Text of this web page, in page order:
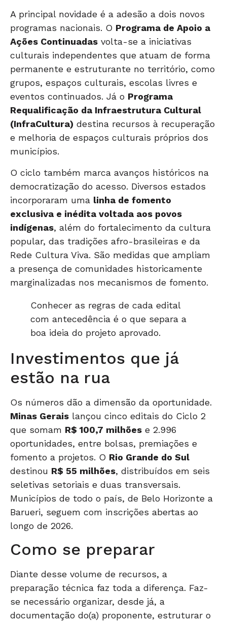
A principal novidade é a adesão a dois novos
programas nacionais. O Programa de Apoio a
Ações Continuadas volta-se a iniciativas
culturais independentes que atuam de forma
permanente e estruturante no território, como
grupos, espaços culturais, escolas livres e
eventos continuados. Já o Programa
Requalificação da Infraestrutura Cultural
(InfraCultura) destina recursos à recuperação
e melhoria de espaços culturais próprios dos
municípios.
O ciclo também marca avanços históricos na
democratização do acesso. Diversos estados
incorporaram uma linha de fomento
exclusiva e inédita voltada aos povos
indígenas, além do fortalecimento da cultura
popular, das tradições afro-brasileiras e da
Rede Cultura Viva. São medidas que ampliam
a presença de comunidades historicamente
marginalizadas nos mecanismos de fomento.
Conhecer as regras de cada edital
com antecedência é o que separa a
boa ideia do projeto aprovado.
Investimentos que já
estão na rua
Os números dão a dimensão da oportunidade.
Minas Gerais lançou cinco editais do Ciclo 2
que somam R$ 100,7 milhões e 2.996
oportunidades, entre bolsas, premiações e
fomento a projetos. O Rio Grande do Sul
destinou R$ 55 milhões, distribuídos em seis
seletivas setoriais e duas transversais.
Municípios de todo o país, de Belo Horizonte a
Barueri, seguem com inscrições abertas ao
longo de 2026.
Como se preparar
Diante desse volume de recursos, a
preparação técnica faz toda a diferença. Faz-
se necessário organizar, desde já, a
documentação do(a) proponente, estruturar o